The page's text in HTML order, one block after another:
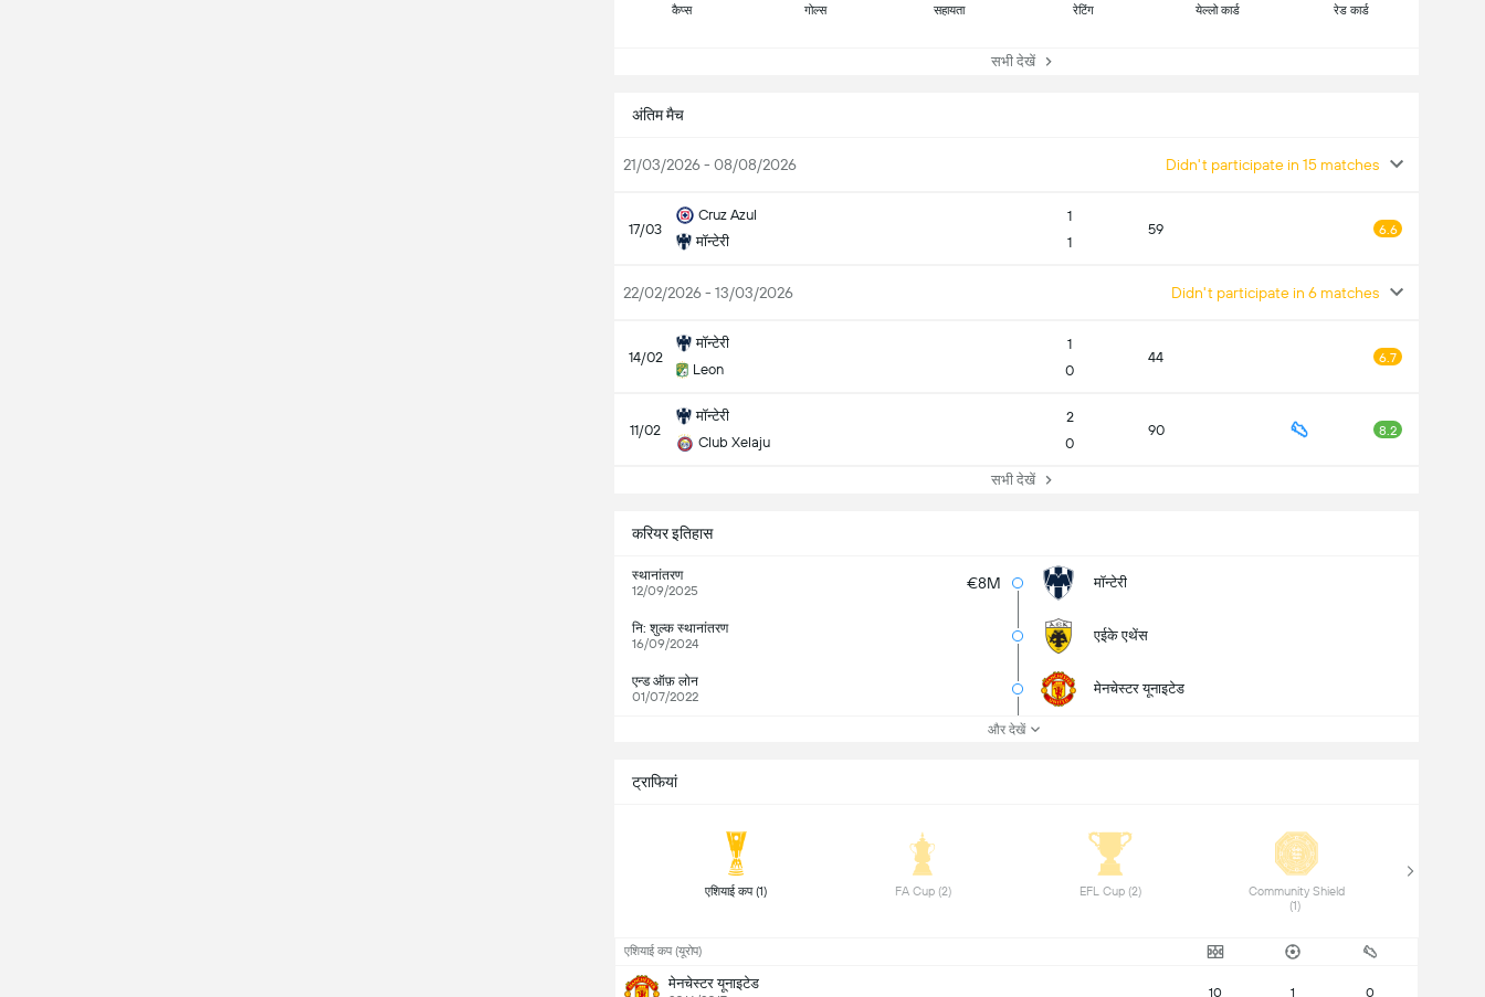
कैप्स गोल्स सहायता रेटिंग येल्लो कार्ड रेड कार्ड
सभी देखें
अंतिम मैच
21/03/2026 - 08/08/2026 Didn't participate in 15 matches
17/03
Cruz Azul
मॉन्टेरी
1
1
59 6.6
22/02/2026 - 13/03/2026 Didn't participate in 6 matches
14/02
मॉन्टेरी
Leon
1
0
44 6.7
11/02
मॉन्टेरी
Club Xelaju
2
0
90 8.2
सभी देखें
करियर इतिहास
स्थानांतरण
12/09/2025
€8M मॉन्टेरी
नि: शुल्क स्थानांतरण
16/09/2024
एईके एथेंस
एन्ड ऑफ़ लोन
01/07/2022
मेनचेस्टर यूनाइटेड
और देखें
ट्राफियां
FA Cup (2) EFL Cup (2)
Community Shield
एशियाई कप (यूरोप)
मेनचेस्टर यूनाइटेड
10 1 0